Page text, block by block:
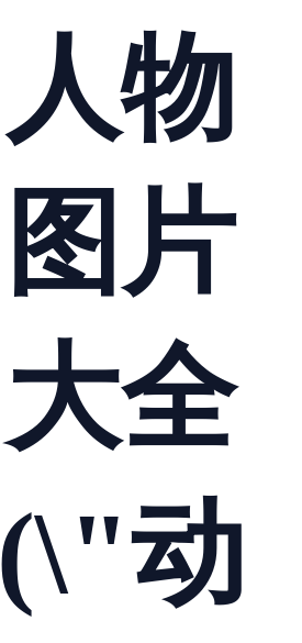
人物
图片
大全
(\"动